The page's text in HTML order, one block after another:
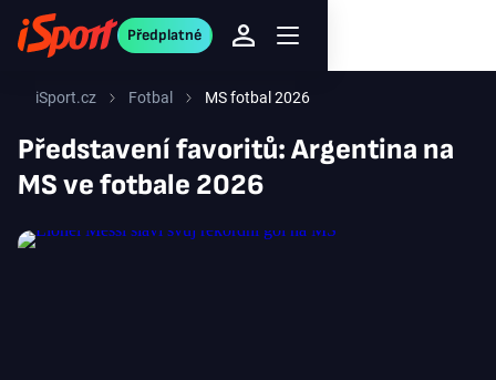
Předplatné
iSport.cz Fotbal MS fotbal 2026
Představení favoritů: Argentina na
MS ve fotbale 2026